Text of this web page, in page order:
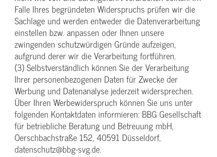
Falle Ihres begründeten Widerspruchs prüfen wir die
Sachlage und werden entweder die Datenverarbeitung
einstellen bzw. anpassen oder Ihnen unsere
zwingenden schutzwürdigen Gründe aufzeigen,
aufgrund derer wir die Verarbeitung fortführen.
(3) Selbstverständlich können Sie der Verarbeitung
Ihrer personenbezogenen Daten für Zwecke der
Werbung und Datenanalyse jederzeit widersprechen.
Über Ihren Werbewiderspruch können Sie uns unter
folgenden Kontaktdaten informieren: BBG Gesellschaft
für betriebliche Beratung und Betreuung mbH,
Oerschbachstraße 152, 40591 Düsseldorf,
datenschutz@bbg-svg.de.